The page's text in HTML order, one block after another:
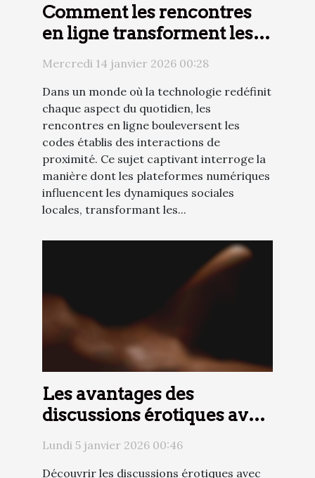
Comment les rencontres
en ligne transforment les
interactions locales ?
Mercredi 14 janvier 2026 00:28
Dans un monde où la technologie redéfinit
chaque aspect du quotidien, les
rencontres en ligne bouleversent les
codes établis des interactions de
proximité. Ce sujet captivant interroge la
manière dont les plateformes numériques
influencent les dynamiques sociales
locales, transformant les...
Les avantages des
discussions érotiques avec
des femmes d'expérience
Lundi 5 janvier 2026 00:46
Découvrir les discussions érotiques avec